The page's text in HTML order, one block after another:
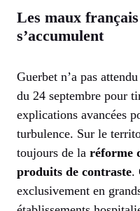
Les maux
s’accumulent
Guerbet n’a pas
du 24 septembre pour
explications avancées
turbulence. Sur le
toujours de la réforme
produits de contraste.
exclusivement en